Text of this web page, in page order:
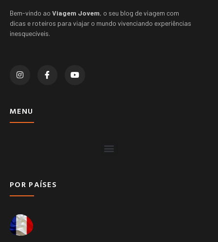
Bem-vindo ao Viagem Jovem, o seu blog de viagem com
dicas e roteiros para viajar o mundo vivenciando experiências
inesquecíveis.
MENU
POR PAÍSES